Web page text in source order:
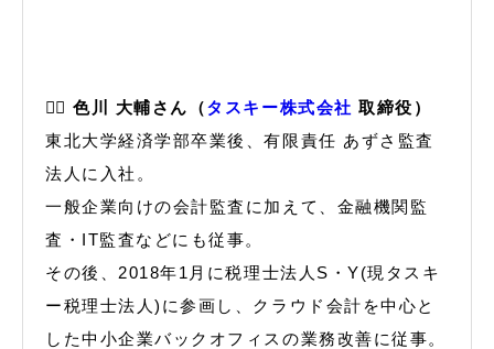
🙋‍♂️色川 大輔さん（タスキー株式会社 取締役）
東北大学経済学部卒業後、有限責任 あずさ監査
法人に入社。
一般企業向けの会計監査に加えて、金融機関監
査・IT監査などにも従事。
その後、2018年1月に税理士法人S・Y(現タスキ
ー税理士法人)に参画し、クラウド会計を中心と
した中小企業バックオフィスの業務改善に従事。